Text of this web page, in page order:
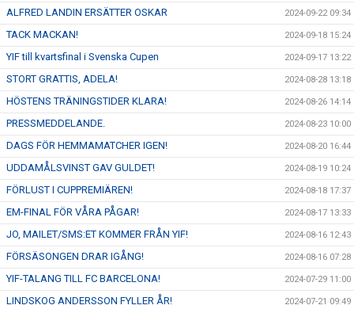
ALFRED LANDIN ERSÄTTER OSKAR 2024-09-22 09:34
TACK MACKAN! 2024-09-18 15:24
YIF till kvartsfinal i Svenska Cupen 2024-09-17 13:22
STORT GRATTIS, ADELA! 2024-08-28 13:18
HÖSTENS TRÄNINGSTIDER KLARA! 2024-08-26 14:14
PRESSMEDDELANDE. 2024-08-23 10:00
DAGS FÖR HEMMAMATCHER IGEN! 2024-08-20 16:44
UDDAMÅLSVINST GAV GULDET! 2024-08-19 10:24
FÖRLUST I CUPPREMIÄREN! 2024-08-18 17:37
EM-FINAL FÖR VÅRA PÅGAR! 2024-08-17 13:33
JO, MAILET/SMS:ET KOMMER FRÅN YIF! 2024-08-16 12:43
FÖRSÄSONGEN DRAR IGÅNG! 2024-08-16 07:28
YIF-TALANG TILL FC BARCELONA! 2024-07-29 11:00
LINDSKOG ANDERSSON FYLLER ÅR! 2024-07-21 09:49